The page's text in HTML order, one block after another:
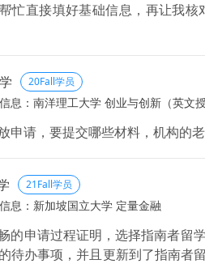
忙直接填好基础信息，再让我
20Fall学员
息：南洋理工大学 创业与创新（英文授
申请，要提交哪些材料，机构的
21Fall学员
息：新加坡国立大学 定量金融
的申请过程证明，选择指南者留
待办事项，并且更新到了指南者